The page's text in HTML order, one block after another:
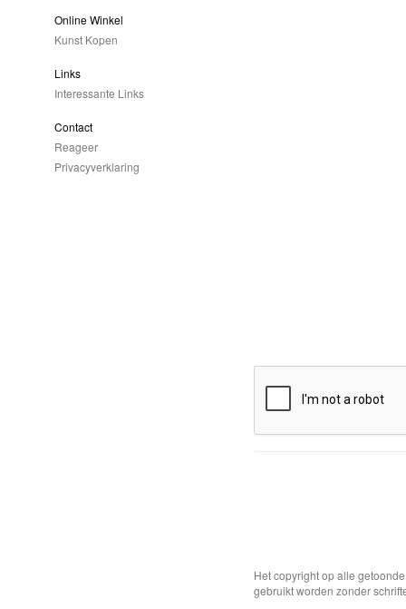
Online Winkel
Kunst Kopen
Links
Interessante Links
Contact
Reageer
Privacyverklaring
Het copyright op alle
gebruikt worden zonder